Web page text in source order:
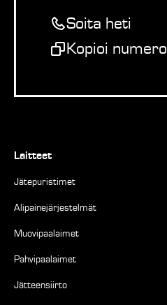
Soita heti
Kopioi numero
Laitteet
Jätepuristimet
Alipainejärjestelmät
Muovipaalaimet
Pahvipaalaimet
Jätteensiirto